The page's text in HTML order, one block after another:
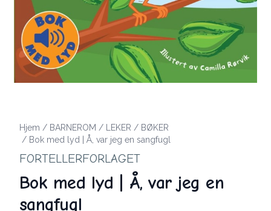
Hjem / BARNEROM / LEKER / BØKER
/ Bok med lyd | Å, var jeg en sangfugl
FORTELLERFORLAGET
Bok med lyd | Å, var jeg en
sangfugl